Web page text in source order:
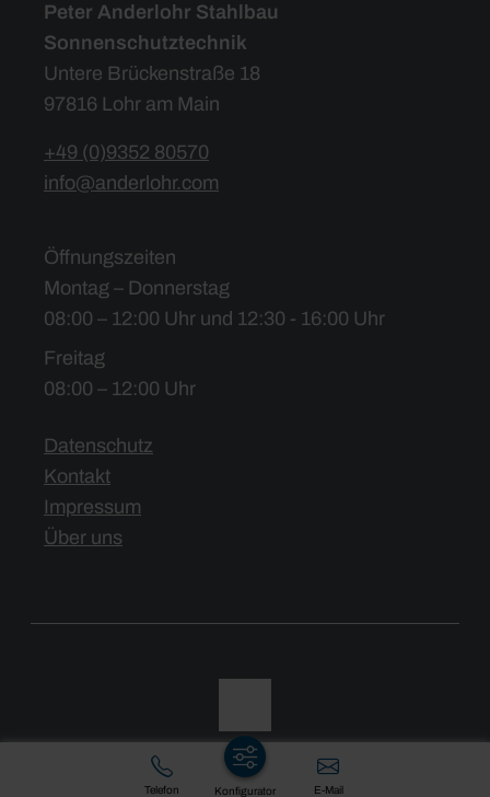
Peter Anderlohr Stahlbau
Sonnenschutztechnik
Untere Brückenstraße 18
97816 Lohr am Main
+49 (0)9352 80570
info@anderlohr.com
Öffnungszeiten
Montag – Donnerstag
08:00 – 12:00 Uhr und 12:30 - 16:00 Uhr
Freitag
08:00 – 12:00 Uhr
Datenschutz
Kontakt
Impressum
Über uns
Telefon Konfigurator E-Mail